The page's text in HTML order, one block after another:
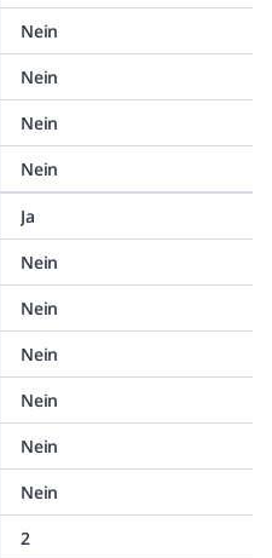
Nein
Nein
Nein
Nein
Ja
Nein
Nein
Nein
Nein
Nein
Nein
2